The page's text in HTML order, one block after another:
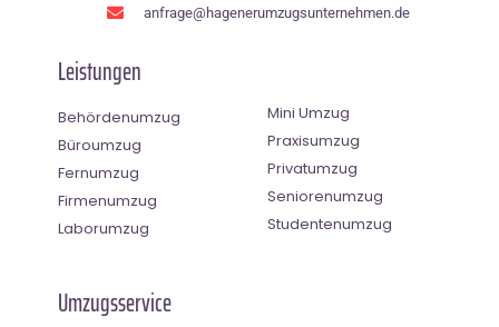
anfrage@hagenerumzugsunternehmen.de
Leistungen
Behördenumzug
Büroumzug
Fernumzug
Firmenumzug
Laborumzug
Mini Umzug
Praxisumzug
Privatumzug
Seniorenumzug
Studentenumzug
Umzugsservice